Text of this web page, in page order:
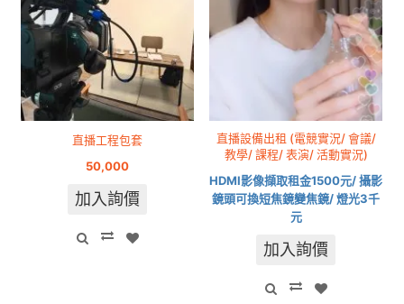
直播工程包套
50,000
加入詢價
直播設備出租 (電競實況/ 會議/
教學/ 課程/ 表演/ 活動實況)
HDMI影像擷取租金1500元/ 攝影
鏡頭可換短焦鏡變焦鏡/ 燈光3千
元
加入詢價